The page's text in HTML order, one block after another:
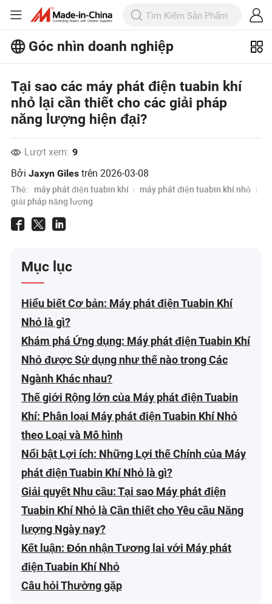
Góc nhìn doanh nghiệp
trên Business Insights!
Xem Thêm
Tại sao các máy phát điện tuabin khí
nhỏ lại cần thiết cho các giải pháp
năng lượng hiện đại?
Lượt xem: 9
BởiJaxyn Giles trên2026-03-08
Thẻ: máy phát điện tuabin khí
máy phát điện tuabin khí nhỏ
giải pháp năng lượng
Mục lục
Hiểu biết Cơ bản: Máy phát điện Tuabin Khí
Nhỏ là gì?
Khám phá Ứng dụng: Máy phát điện Tuabin Khí
Nhỏ được Sử dụng như thế nào trong Các
Ngành Khác nhau?
Thế giới Rộng lớn của Máy phát điện Tuabin
Khí: Phân loại Máy phát điện Tuabin Khí Nhỏ
theo Loại và Mô hình
Nổi bật Lợi ích: Những Lợi thế Chính của Máy
phát điện Tuabin Khí Nhỏ là gì?
Giải quyết Nhu cầu: Tại sao Máy phát điện
Tuabin Khí Nhỏ là Cần thiết cho Yêu cầu Năng
lượng Ngày nay?
Kết luận: Đón nhận Tương lai với Máy phát
điện Tuabin Khí Nhỏ
Câu hỏi Thường gặp